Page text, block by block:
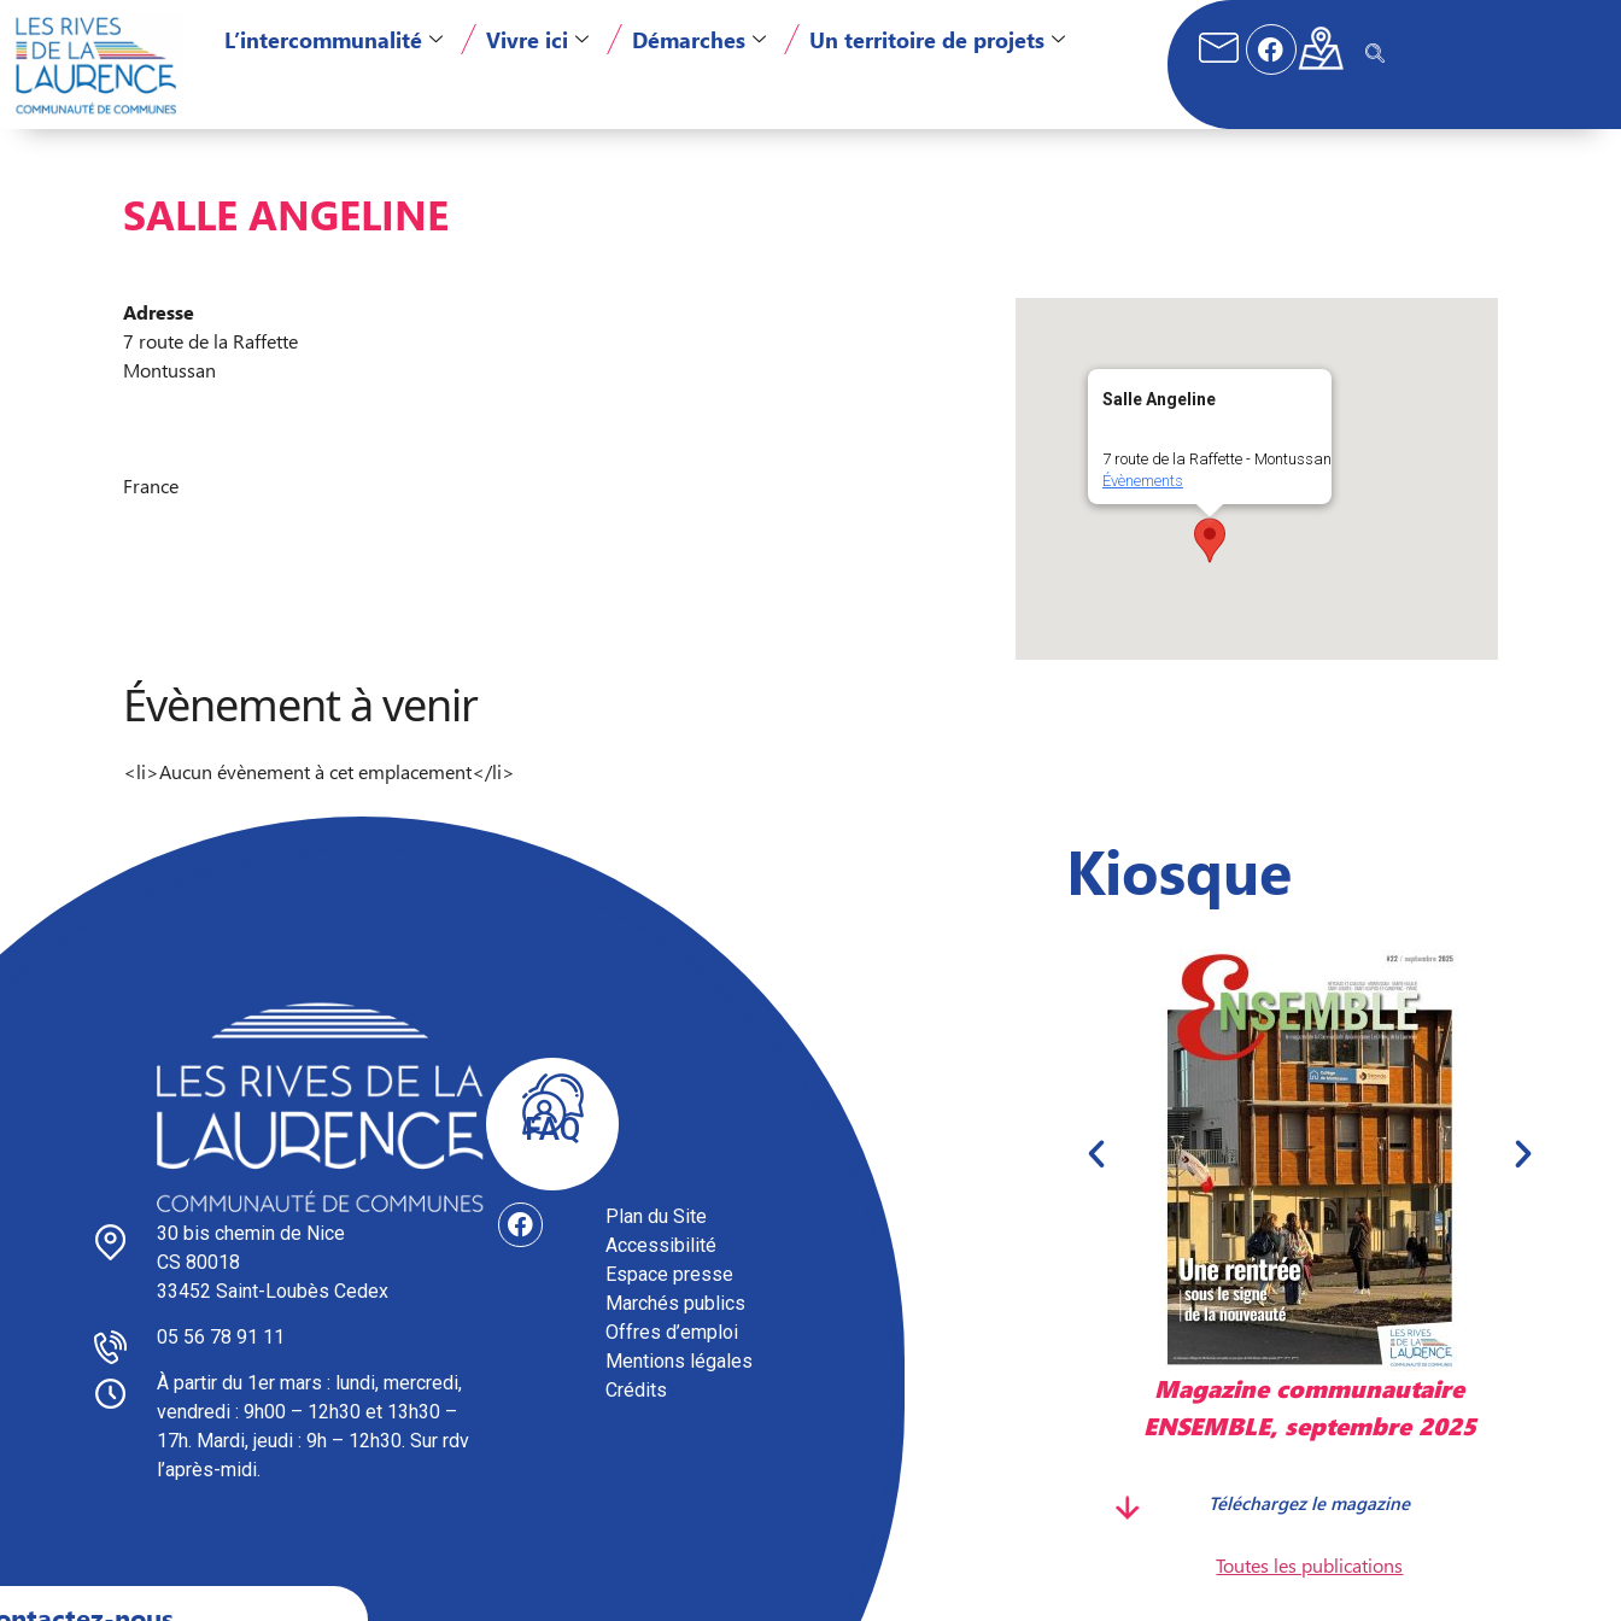
L’intercommunalité Vivre ici Démarches Un territoire de projets
SALLE ANGELINE
Salle Angeline
7 route de la Raffette - Montussan
Évènements
Adresse
7 route de la Raffette
Montussan
France
Évènement à venir
<li>Aucun évènement à cet emplacement</li>
30 bis chemin de Nice
CS 80018
33452 Saint-Loubès Cedex
05 56 78 91 11
À partir du 1er mars : l undi, mercredi,
vendredi : 9h00 – 12h30 et 13h30 –
17h. Mardi, jeudi : 9h – 12h30. Sur rdv
l’après-midi.
FAQ
Plan du Site
Accessibilité
Espace presse
Marchés publics
Offres d’emploi
Mentions légales
Crédits
Kiosque
Magazine communautaire
ENSEMBLE, septembre 2025
Téléchargez le magazine
Magazine
ENSEMBLE, mai
Télécharger le magazine
Toutes les publications